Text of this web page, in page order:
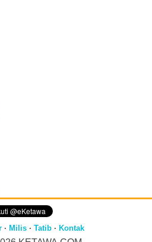
· Milis· Tatib· Kontak